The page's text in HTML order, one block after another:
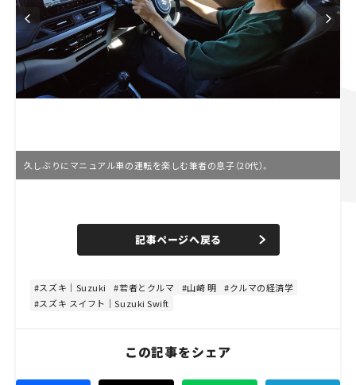
久しぶりにマニュアル車の運転を楽しむ筆者の息子（20代）。
n
e
8
記事ページへ戻る
スズキ｜Suzuki 若者とクルマ 山崎 明
クルマの経済学
スズキ スイフト｜Suzuki Swift
この記事をシェア